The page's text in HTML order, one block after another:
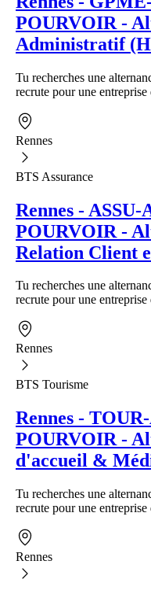
POURVOIR -
Administratif
Tu recherches une
recrute pour une entreprise
Rennes
BTS Assurance
Rennes - ASSU-
POURVOIR -
Relation Client
Tu recherches une
recrute pour une entreprise
Rennes
BTS Tourisme
Rennes -
POURVOIR -
d'accueil &
Tu recherches une
recrute pour une entreprise
Rennes